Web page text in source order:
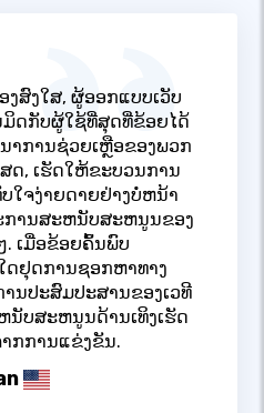
ງສົງໃສ, ຜູ້ອອກແບບເວັບ
ມິດກັບຜູ້ໃຊ້ທີ່ສຸດທີ່ຂ້ອຍໄດ້
າການຊ່ວຍເຫຼືອຂອງພວກ
ດ, ເຮັດໃຫ້ຂະບວນການ
ໃຈງ່າຍດາຍຢ່າງບໍ່ຫນ້າ
ການສະຫນັບສະຫນູນຂອງ
. ເມື່ອຂ້ອຍຄົ້ນພົບ
ດຢຸດການຊອກຫາທາງ
ນປະສົມປະສານຂອງເວທີ
ບສະຫນູນດ້ານເທິງເຮັດ
າກການແຂ່ງຂັນ.